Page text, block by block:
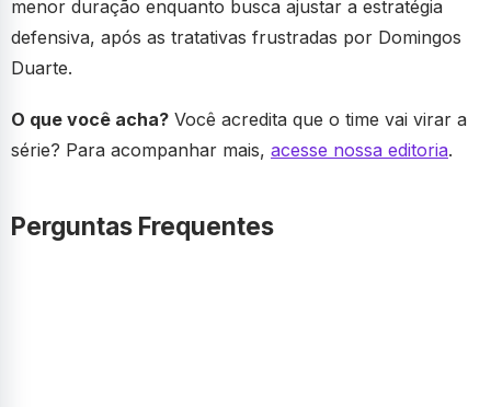
menor duração enquanto busca ajustar a estratégia
defensiva, após as tratativas frustradas por Domingos
Duarte.
O que você acha? Você acredita que o time vai virar a
série? Para acompanhar mais, acesse nossa editoria.
Perguntas Frequentes